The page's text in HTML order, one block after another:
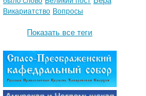
Викариатство Вопросы
Показать все теги